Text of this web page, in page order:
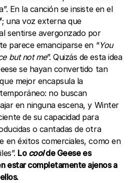
En la canción se insiste en el
; una voz externa que
sentirse avergonzado por
parece emanciparse en “You
but not me”. Quizás de esta idea
se hayan convertido tan
mejor encapsula la
no buscan
en ninguna escena, y Winter
de su capacidad para
o cantadas de otra
en éxitos comerciales, como en
Lo coolde Geese es
estar completamente ajenos a